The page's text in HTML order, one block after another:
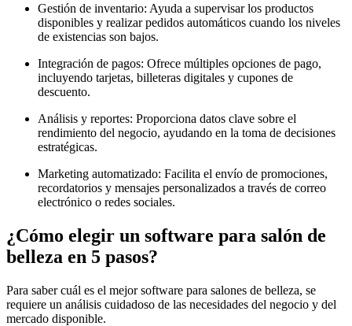
Gestión de inventario: Ayuda a supervisar los productos
disponibles y realizar pedidos automáticos cuando los niveles
de existencias son bajos.
Integración de pagos: Ofrece múltiples opciones de pago,
incluyendo tarjetas, billeteras digitales y cupones de
descuento.
Análisis y reportes: Proporciona datos clave sobre el
rendimiento del negocio, ayudando en la toma de decisiones
estratégicas.
Marketing automatizado: Facilita el envío de promociones,
recordatorios y mensajes personalizados a través de correo
electrónico o redes sociales.
¿Cómo elegir un software para salón de
belleza en 5 pasos?
Para saber cuál es el mejor software para salones de belleza, se
requiere un análisis cuidadoso de las necesidades del negocio y del
mercado disponible.